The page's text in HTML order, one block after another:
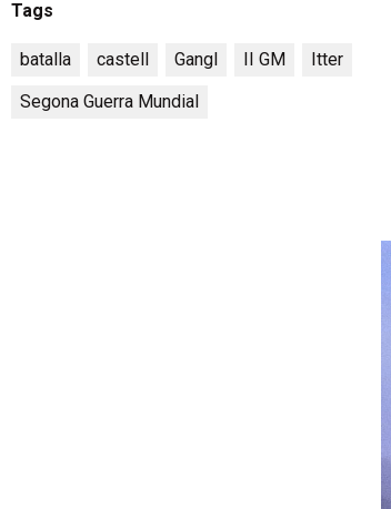
Tags
batalla castell Gangl II GM Itter
Segona Guerra Mundial